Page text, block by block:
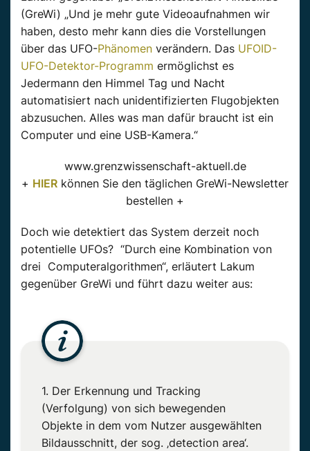
(GreWi) „Und je mehr gute Videoaufnahmen wir
haben, desto mehr kann dies die Vorstellungen
über das UFO-Phänomen verändern. Das UFOID-
UFO-Detektor-Programm ermöglichst es
Jedermann den Himmel Tag und Nacht
automatisiert nach unidentifizierten Flugobjekten
abzusuchen. Alles was man dafür braucht ist ein
Computer und eine USB-Kamera.“
www.grenzwissenschaft-aktuell.de
+ HIER können Sie den täglichen GreWi-Newsletter
bestellen +
Doch wie detektiert das System derzeit noch
potentielle UFOs? “Durch eine Kombination von
drei Computeralgorithmen“, erläutert Lakum
gegenüber GreWi und führt dazu weiter aus:
1. Der Erkennung und Tracking
(Verfolgung) von sich bewegenden
Objekte in dem vom Nutzer ausgewählten
Bildausschnitt, der sog. ‚detection area‘.